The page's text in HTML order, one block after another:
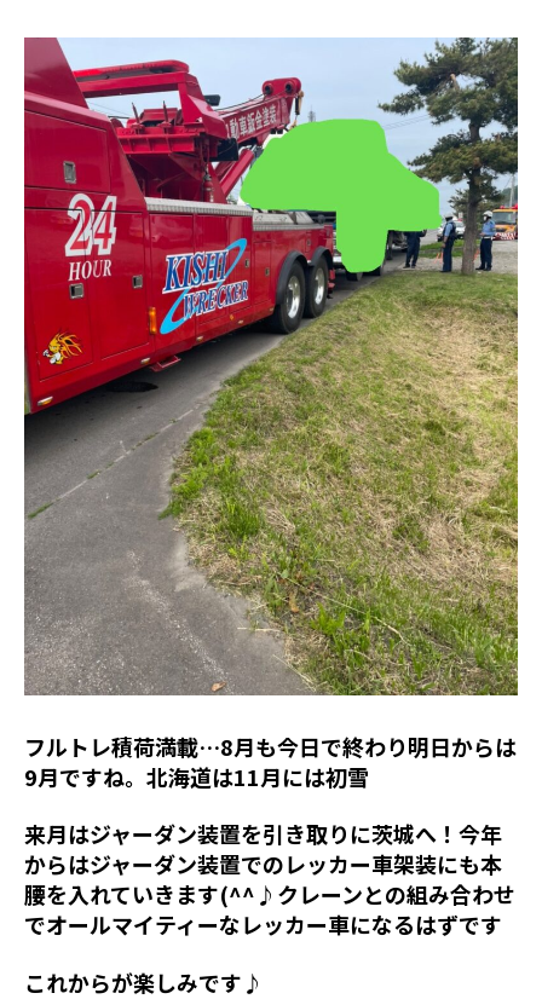
フルトレ積荷満載…8月も今日で終わり明日からは
9月ですね。北海道は11月には初雪
来月はジャーダン装置を引き取りに茨城へ！今年
からはジャーダン装置でのレッカー車架装にも本
腰を入れていきます(^^♪クレーンとの組み合わせ
でオールマイティーなレッカー車になるはずです
これからが楽しみです♪